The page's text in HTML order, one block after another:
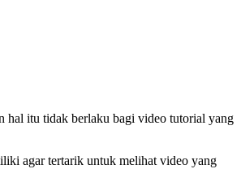
hal itu tidak berlaku bagi video tutorial yang
agar tertarik untuk melihat video yang